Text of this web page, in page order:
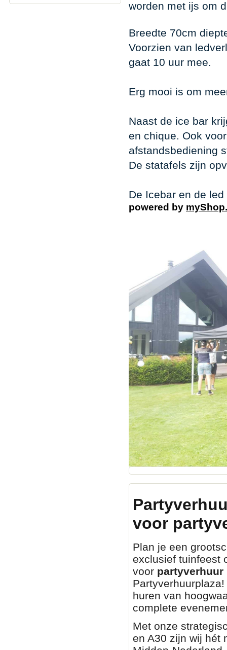
worden met ijs om
Breedte 70cm
Voorzien van
gaat 10 uur mee.
Erg mooi is om
Naast de ice bar
en chique. Ook
afstandsbediening
De statafels zijn
De Icebar en de
powered by
voor
Plan je een
exclusief tuinfeest
voor partyverhuur
huren van
complete
Met onze
en A30 zijn wij hét